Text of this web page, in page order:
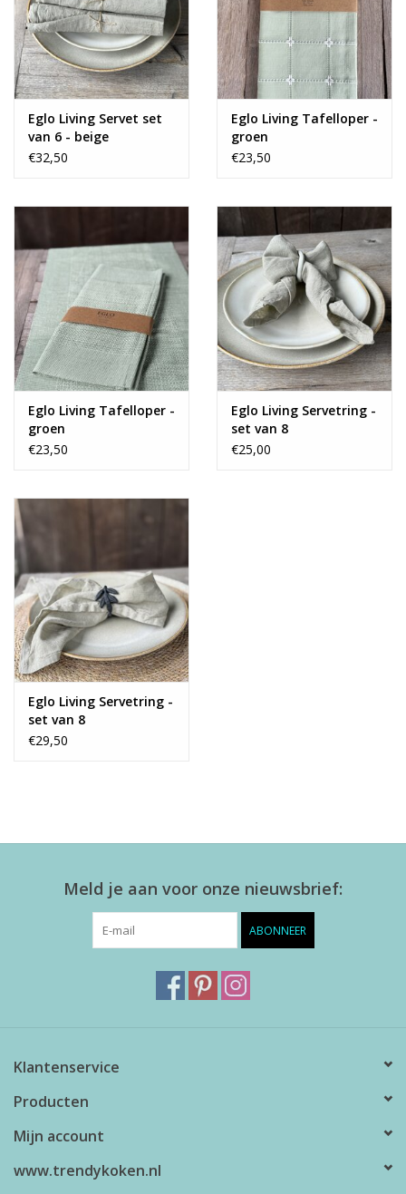
Eglo Living Servet set
van 6 - beige
€32,50
Eglo Living Tafelloper -
groen
€23,50
Eglo Living Tafelloper -
groen
€23,50
Eglo Living Servetring -
set van 8
€25,00
Eglo Living Servetring -
set van 8
€29,50
Meld je aan voor onze nieuwsbrief:
ABONNEER
Klantenservice
Producten
Mijn account
www.trendykoken.nl